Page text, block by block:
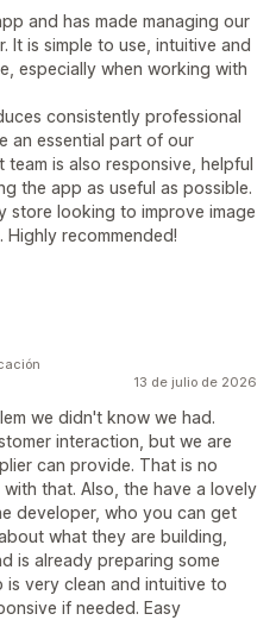
and has made managing our
It is simple to use, intuitive and
especially when working with
consistently professional
an essential part of our
is also responsive, helpful
the app as useful as possible.
store looking to improve image
Highly recommended!
13 de julio de 2026
we didn't know we had.
interaction, but we are
can provide. That is no
that. Also, the have a lovely
developer, who you can get
what they are building,
is already preparing some
very clean and intuitive to
if needed. Easy